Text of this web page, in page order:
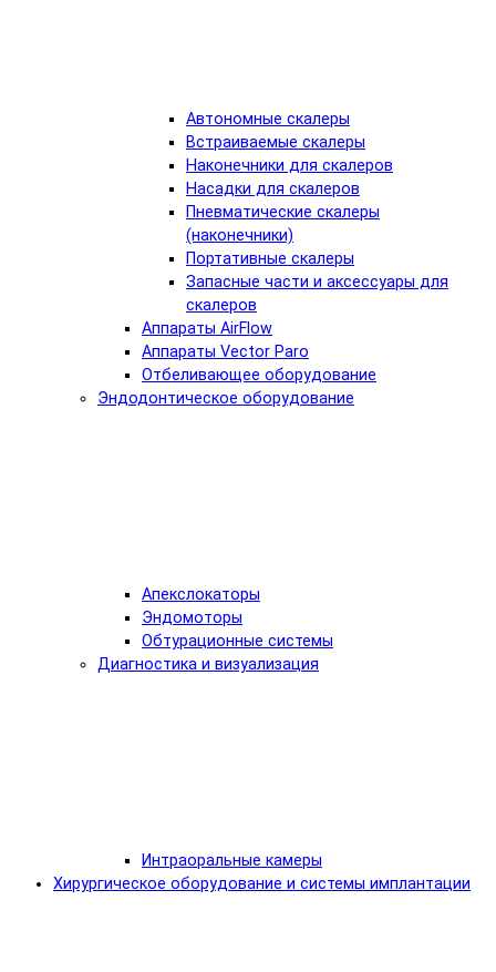
Автономные скалеры
Встраиваемые скалеры
Наконечники для скалеров
Насадки для скалеров
Пневматические скалеры
(наконечники)
Портативные скалеры
Запасные части и аксессуары для
скалеров
Аппараты AirFlow
Аппараты Vector Paro
Отбеливающее оборудование
Эндодонтическое оборудование
Апекслокаторы
Эндомоторы
Обтурационные системы
Диагностика и визуализация
Интраоральные камеры
Хирургическое оборудование и системы имплантации